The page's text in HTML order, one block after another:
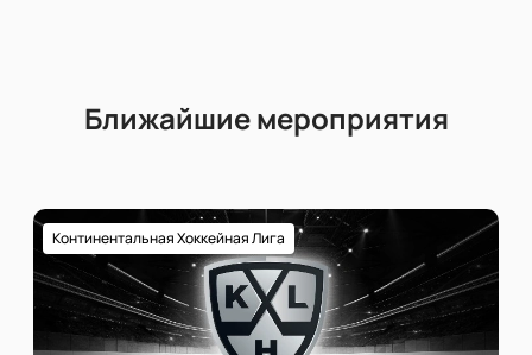
Ближайшие мероприятия
Континентальная Хоккейная Лига